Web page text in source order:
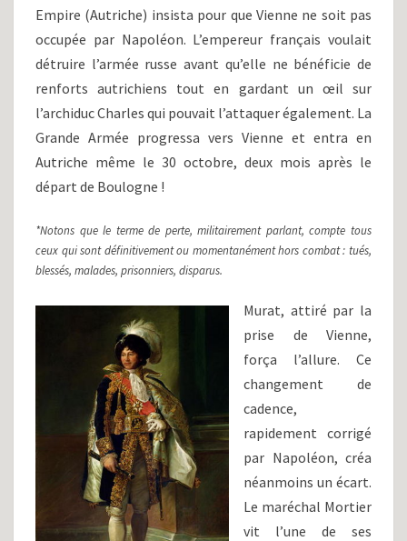
Empire (Autriche) insista pour que Vienne ne soit pas
occupée par Napoléon. L’empereur français voulait
détruire l’armée russe avant qu’elle ne bénéficie de
renforts autrichiens tout en gardant un œil sur
l’archiduc Charles qui pouvait l’attaquer également. La
Grande Armée progressa vers Vienne et entra en
Autriche même le 30 octobre, deux mois après le
départ de Boulogne !
*Notons que le terme de perte, militairement parlant, compte tous
ceux qui sont définitivement ou momentanément hors combat : tués,
blessés, malades, prisonniers, disparus.
Murat, attiré par la
prise de Vienne,
força l’allure. Ce
changement de
cadence,
rapidement corrigé
par Napoléon, créa
néanmoins un écart.
Le maréchal Mortier
vit l’une de ses